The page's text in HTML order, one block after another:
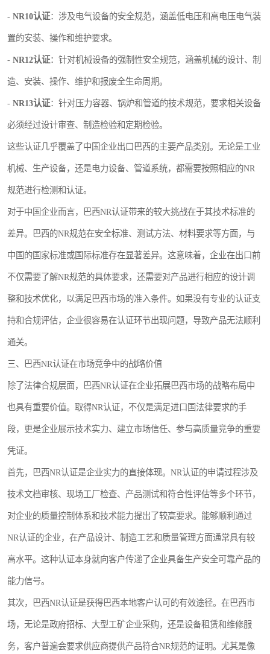
- NR10认证：涉及电气设备的安全规范，涵盖低电压和高电压电气装
置的安装、操作和维护要求。
- NR12认证：针对机械设备的强制性安全规范，涵盖机械的设计、制
造、安装、操作、维护和报废全生命周期。
- NR13认证：针对压力容器、锅炉和管道的技术规范，要求相关设备
必须经过设计审查、制造检验和定期检验。
这些认证几乎覆盖了中国企业出口巴西的主要产品类别。无论是工业
机械、生产设备，还是电力设备、管道系统，都需要按照相应的NR
规范进行检测和认证。
对于中国企业而言，巴西NR认证带来的较大挑战在于其技术标准的
差异。巴西的NR规范在安全标准、测试方法、材料要求等方面，与
中国的国家标准或国际标准存在显著差异。这意味着，企业在出口前
不仅需要了解NR规范的具体要求，还需要对产品进行相应的设计调
整和技术优化，以满足巴西市场的准入条件。如果没有专业的认证支
持和合规评估，企业很容易在认证环节出现问题，导致产品无法顺利
通关。
三、巴西NR认证在市场竞争中的战略价值
除了法律合规层面，巴西NR认证在企业拓展巴西市场的战略布局中
也具有重要价值。取得NR认证，不仅是满足进口国法律要求的手
段，更是企业展示技术实力、建立市场信任、参与高质量竞争的重要
凭证。
首先，巴西NR认证是企业实力的直接体现。NR认证的申请过程涉及
技术文档审核、现场工厂检查、产品测试和符合性评估等多个环节，
对企业的质量控制体系和技术能力提出了较高要求。能够顺利通过
NR认证的企业，在产品设计、制造工艺和质量管理方面通常具有较
高水平。这种认证本身就向客户传递了企业具备生产安全可靠产品的
能力信号。
其次，巴西NR认证是获得巴西本地客户认可的有效途径。在巴西市
场，无论是政府招标、大型工矿企业采购，还是设备租赁和维修服
务，客户普遍会要求供应商提供产品符合NR规范的证明。尤其是像